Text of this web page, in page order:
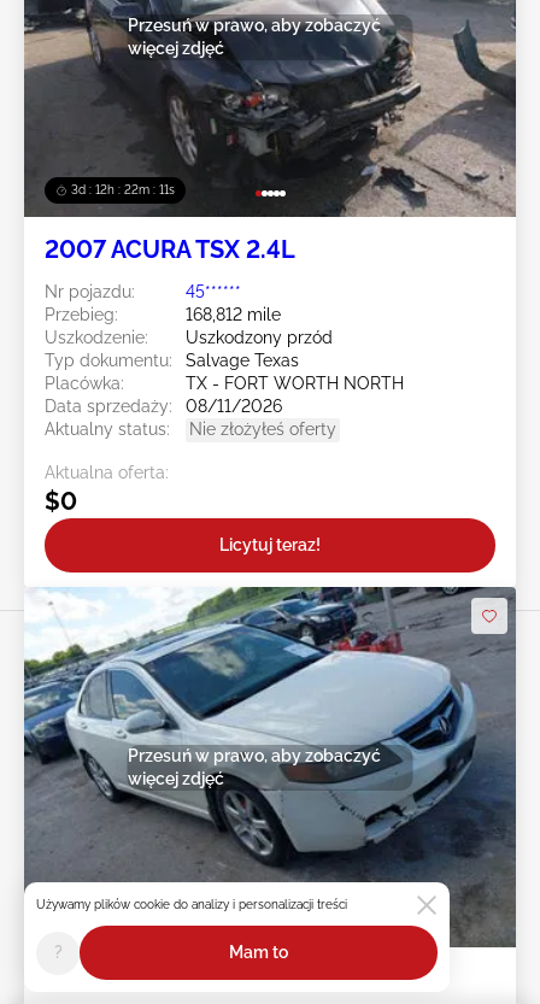
3d : 12h : 22m : 08s
Przesuń w prawo, aby zobaczyć
więcej zdjęć
2007 ACURA TSX 2.4L
Nr pojazdu:
45******
Przebieg:
168,812 mile
Uszkodzenie:
Uszkodzony przód
Typ dokumentu:
Salvage Texas
Placówka:
TX - FORT WORTH NORTH
Data sprzedaży:
08/11/2026
Aktualny status:
Nie złożyłeś oferty
Aktualna oferta:
$0
Licytuj teraz!
Przesuń w prawo, aby zobaczyć
więcej zdjęć
2004 ACURA TSX 2.4L
Używamy plików cookie do analizy i personalizacji treści
? Mam to